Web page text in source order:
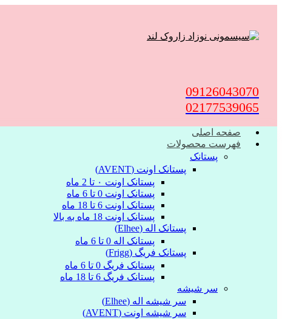
09126043070
02177539065
صفحه اصلی
فهرست محصولات
پستانک
پستانک اونت (AVENT)
پستانک اونت ۰ تا 2 ماه
پستانک اونت 0 تا 6 ماه
پستانک اونت 6 تا 18 ماه
پستانک اونت 18 ماه به بالا
پستانک اله (Elhee)
پستانک اله 0 تا 6 ماه
پستانک فریگ (Frigg)
پستانک فریگ 0 تا 6 ماه
پستانک فریگ 6 تا 18 ماه
سر شیشه
سر شیشه اله (Elhee)
سر شیشه اونت (AVENT)